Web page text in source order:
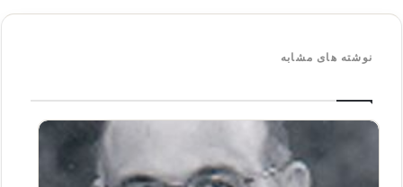
نوشته های مشابه